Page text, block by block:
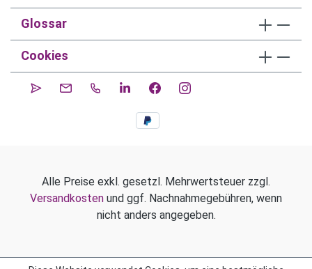
Glossar
Cookies
Alle Preise exkl. gesetzl. Mehrwertsteuer zzgl.
Versandkosten und ggf. Nachnahmegebühren, wenn
nicht anders angegeben.